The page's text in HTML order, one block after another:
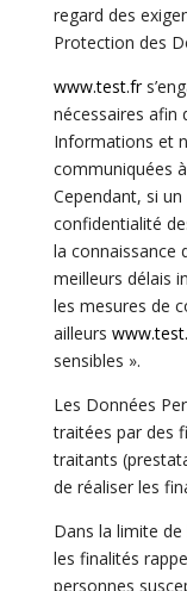
regard des
Protection des
www.test.fr
nécessaires afin
Informations et
communiquées
Cependant, si
confidentialité
la connaissance
meilleurs délais
les mesures de
ailleurs
sensibles ».
Les Données
traitées par des
traitants
de réaliser les
Dans la limite
les finalités
personnes